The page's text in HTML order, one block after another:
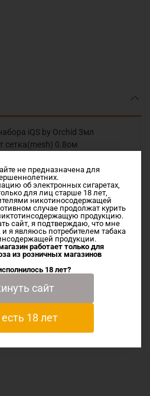
iQS by Orchid 3мл
сетка(mesh) 0.8ом
жидкость с соотношением
набора для iQS by Orchid
с доставкой. Отправим
России.
не предназначена для
об электронных сигаретах,
для лиц старше 18 лет,
никотиносодержащей
случае продолжат курить
продукцию.
сайт, я подтверждаю, что мне
я являюсь потребителем табака
продукции.
работает только для
из розничных магазинов
18 лет?
сайт
18 лет